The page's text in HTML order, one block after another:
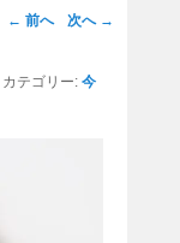
画
← 前へ 次へ →
カテゴリー: 今